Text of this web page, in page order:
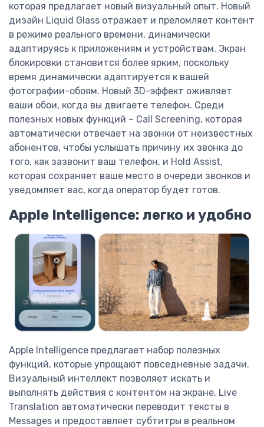
которая предлагает новый визуальный опыт. Новый
дизайн Liquid Glass отражает и преломляет контент
в режиме реального времени, динамически
адаптируясь к приложениям и устройствам. Экран
блокировки становится более ярким, поскольку
время динамически адаптируется к вашей
фотографии-обоям. Новый 3D-эффект оживляет
ваши обои, когда вы двигаете телефон. Среди
полезных новых функций – Call Screening, которая
автоматически отвечает на звонки от неизвестных
абонентов, чтобы услышать причину их звонка до
того, как зазвонит ваш телефон, и Hold Assist,
которая сохраняет ваше место в очереди звонков и
уведомляет вас, когда оператор будет готов.
Apple Intelligence: легко и удобно
Apple Intelligence предлагает набор полезных
функций, которые упрощают повседневные задачи.
Визуальный интеллект позволяет искать и
выполнять действия с контентом на экране. Live
Translation автоматически переводит тексты в
Messages и предоставляет субтитры в реальном